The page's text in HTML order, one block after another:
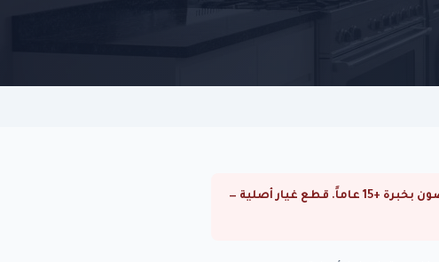
⚠ صيانة ميكروويف كاريير في الهرم. صيانة ميكروويف كاريير في القاهرة والجيزة. فنيون متخصصون بخبرة +15 عاماً. قطع غيار أصلية —